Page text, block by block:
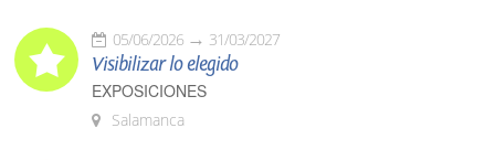
05/06/2026 31/03/2027
Visibilizar lo elegido
EXPOSICIONES
Salamanca